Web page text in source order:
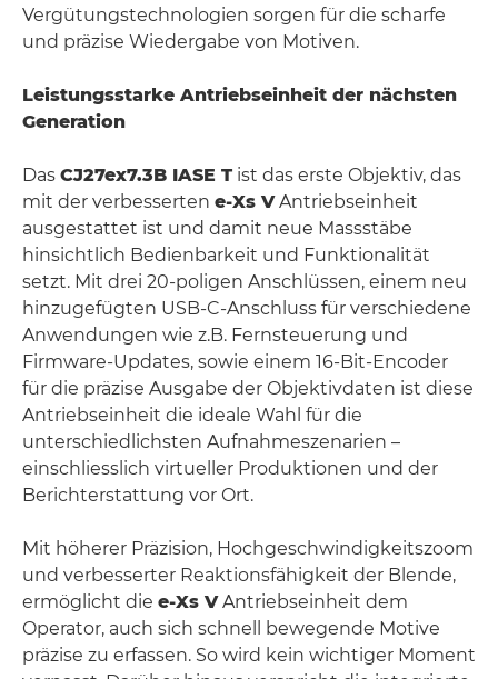
Vergütungstechnologien sorgen für die scharfe
und präzise Wiedergabe von Motiven.
Leistungsstarke Antriebseinheit der nächsten
Generation
Das CJ27ex7.3B IASE T ist das erste Objektiv, das
mit der verbesserten e-Xs VAntriebseinheit
ausgestattet ist und damit neue Massstäbe
hinsichtlich Bedienbarkeit und Funktionalität
setzt. Mit drei 20-poligen Anschlüssen, einem neu
hinzugefügten USB-C-Anschluss für verschiedene
Anwendungen wie z.B. Fernsteuerung und
Firmware-Updates, sowie einem 16-Bit-Encoder
für die präzise Ausgabe der Objektivdaten ist diese
Antriebseinheit die ideale Wahl für die
unterschiedlichsten Aufnahmeszenarien –
einschliesslich virtueller Produktionen und der
Berichterstattung vor Ort.
Mit höherer Präzision, Hochgeschwindigkeitszoom
und verbesserter Reaktionsfähigkeit der Blende,
ermöglicht die e-Xs VAntriebseinheit dem
Operator, auch sich schnell bewegende Motive
präzise zu erfassen. So wird kein wichtiger Moment